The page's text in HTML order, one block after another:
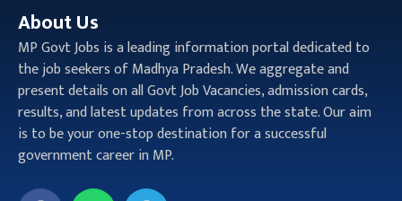
About Us
MP Govt Jobs is a leading information portal dedicated to
the job seekers of Madhya Pradesh. We aggregate and
present details on all Govt Job Vacancies, admission cards,
results, and latest updates from across the state. Our aim
is to be your one-stop destination for a successful
government career in MP.